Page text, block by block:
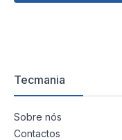
Tecmania
Sobre nós
Contactos